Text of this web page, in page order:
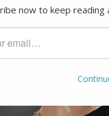
now to keep